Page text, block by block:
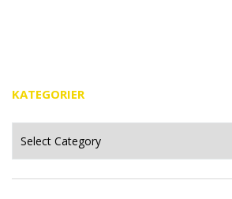
KATEGORIER